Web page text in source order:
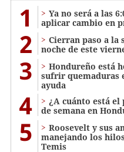
1
Ya no será a las
aplicar cambio en
2
Cierran paso a la
noche de este
3
Hondureño está
sufrir quemaduras
ayuda
4
¿A cuánto está
de semana en
5
Roosevelt y sus
manejando los
Temis